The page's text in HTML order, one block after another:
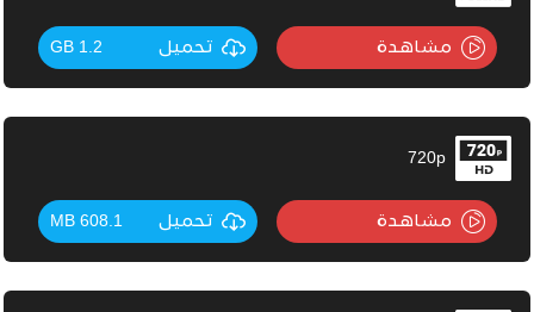
مشاهدة تحميل 1.2 GB
720p
مشاهدة تحميل 608.1 MB